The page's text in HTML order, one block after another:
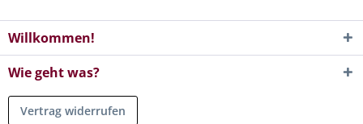
Willkommen!
Wie geht was?
Vertrag widerrufen